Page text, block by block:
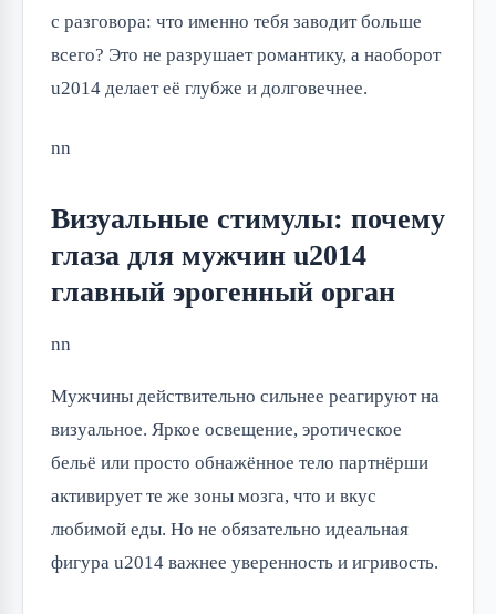
с разговора: что именно тебя заводит больше
всего? Это не разрушает романтику, а наоборот
u2014 делает её глубже и долговечнее.
nn
Визуальные стимулы: почему
глаза для мужчин u2014
главный эрогенный орган
nn
Мужчины действительно сильнее реагируют на
визуальное. Яркое освещение, эротическое
бельё или просто обнажённое тело партнёрши
активирует те же зоны мозга, что и вкус
любимой еды. Но не обязательно идеальная
фигура u2014 важнее уверенность и игривость.